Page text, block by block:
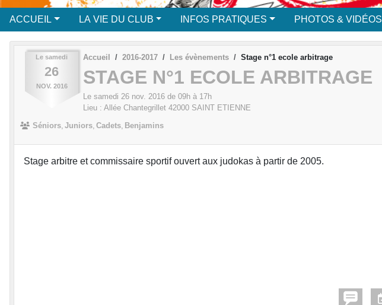
ACCUEIL LA VIE DU CLUB INFOS PRATIQUES PHOTOS & VIDÉOS
Le samedi
26
NOV. 2016
Accueil 2016-2017 Les évènements Stage n°1 ecole arbitrage
STAGE N°1 ECOLE ARBITRAGE
Le samedi 26 nov. 2016 de 09h à 17h
Lieu : Allée Chantegrillet 42000 SAINT ETIENNE
Séniors Juniors Cadets Benjamins
Stage arbitre et commissaire sportif ouvert aux judokas à partir de 2005.